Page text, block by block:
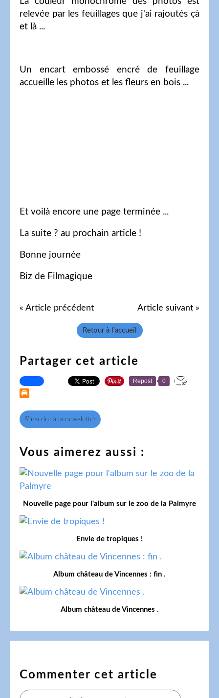
relevée par les feuillages que j'ai rajoutés çà
et là ...
Un encart embossé encré de feuillage
accueille les photos et les fleurs en bois ...
Et voilà encore une page terminée ...
La suite ? au prochain article !
Bonne journée
Biz de Filmagique
« Article précédent Article suivant »
Retour à l'accueil
Partager cet article
Repost 0
S'inscrire à la newsletter
Vous aimerez aussi :
Nouvelle page pour l'album sur le zoo de la Palmyre
Envie de tropiques !
Album château de Vincennes : fin .
Album château de Vincennes .
Commenter cet article